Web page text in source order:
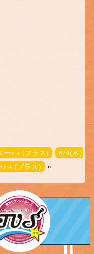
ー♪＋(プラス)
6/4(水)
♪＋(プラス)
»